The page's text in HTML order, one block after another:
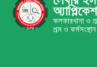
কলকারখানা ও
শ্রম ও